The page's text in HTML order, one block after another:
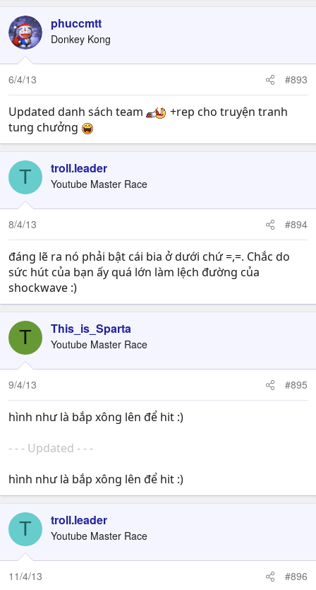
c
t
i
o
n
s
phuccmtt
Donkey Kong
6/4/13 #893
Updated danh sách team
+rep cho truyện tranh
tung chưởng
T troll.leader
Youtube Master Race
8/4/13 #894
đáng lẽ ra nó phải bật cái bia ở dưới chứ =,=. Chắc do
sức hút của bạn ấy quá lớn làm lệch đường của
shockwave :)
T This_is_Sparta
Youtube Master Race
9/4/13 #895
hình như là bắp xông lên để hit :)
- - - Updated - - -
hình như là bắp xông lên để hit :)
T troll.leader
Youtube Master Race
11/4/13 #896